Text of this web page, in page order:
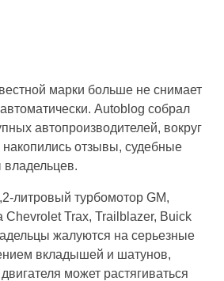
марки больше не снимает
Autoblog собрал
автопроизводителей, вокруг
накопились отзывы, судебные
владельцев.
литровый турбомотор GM,
Chevrolet Trax, Trailblazer, Buick
жалуются на серьезные
вкладышей и шатунов,
может растягиваться